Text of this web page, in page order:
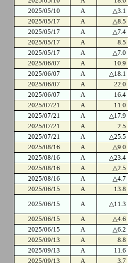
2025/05/10
A △3.1
2025/05/17
A △8.5
2025/05/17
A △7.4
2025/05/17
A 8.5
2025/05/17
A △7.0
2025/06/07
A 10.9
2025/06/07
A △18.1
2025/06/07
A 22.0
2025/06/07
A 16.4
2025/07/21
A 11.0
2025/07/21
A △17.9
2025/07/21
A 2.5
2025/07/21
A △25.5
2025/08/16
A △9.0
2025/08/16
A △23.4
2025/08/16
A △2.5
2025/08/16
A △4.7
2025/06/15
A 13.8
2025/06/15
A △11.3
2025/06/15
A △4.6
2025/06/15
A △6.2
2025/09/13
A 8.8
2025/09/13
A 11.6
2025/09/13
A 3.7